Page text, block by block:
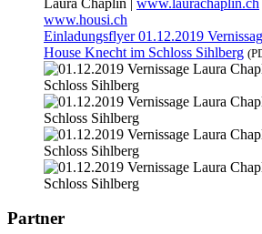
www.housi.ch
Einladungsflyer 01.12.2019
House Knecht im Schloss Sihlberg
Partner